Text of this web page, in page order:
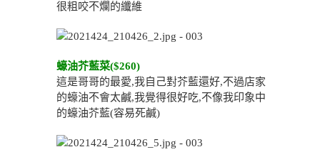
很粗咬不爛的纖維
蠔油芥藍菜($260)
這是哥哥的最愛,我自己對芥藍還好,不過店家
的蠔油不會太鹹,我覺得很好吃,不像我印象中
的蠔油芥藍(容易死鹹)